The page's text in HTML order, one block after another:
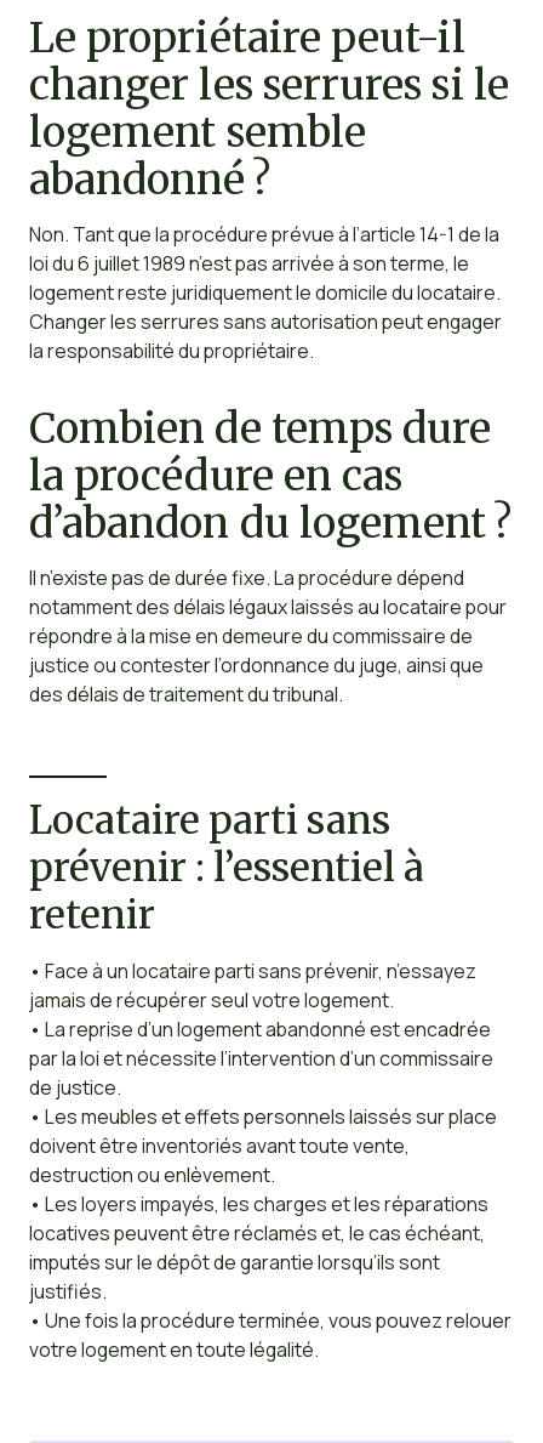
Le propriétaire peut-il
changer les serrures si le
logement semble
abandonné ?
Non. Tant que la procédure prévue à l’article 14-1 de la
loi du 6 juillet 1989 n’est pas arrivée à son terme, le
logement reste juridiquement le domicile du locataire.
Changer les serrures sans autorisation peut engager
la responsabilité du propriétaire.
Combien de temps dure
la procédure en cas
d’abandon du logement ?
Il n’existe pas de durée fixe. La procédure dépend
notamment des délais légaux laissés au locataire pour
répondre à la mise en demeure du commissaire de
justice ou contester l’ordonnance du juge, ainsi que
des délais de traitement du tribunal.
Locataire parti sans
prévenir : l’essentiel à
retenir
• Face à un locataire parti sans prévenir, n’essayez
jamais de récupérer seul votre logement.
• La reprise d’un logement abandonné est encadrée
par la loi et nécessite l’intervention d’un commissaire
de justice.
• Les meubles et effets personnels laissés sur place
doivent être inventoriés avant toute vente,
destruction ou enlèvement.
• Les loyers impayés, les charges et les réparations
locatives peuvent être réclamés et, le cas échéant,
imputés sur le dépôt de garantie lorsqu’ils sont
justifiés.
• Une fois la procédure terminée, vous pouvez relouer
votre logement en toute légalité.